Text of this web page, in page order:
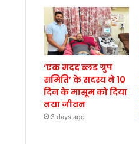
‘एक मदद ब्लड ग्रुप
समिति’ के सदस्य ने 10
दिन के मासूम को दिया
नया जीवन
3 days ago